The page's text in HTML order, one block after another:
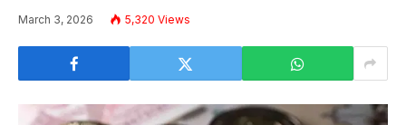
March 3, 2026 5,320 Views